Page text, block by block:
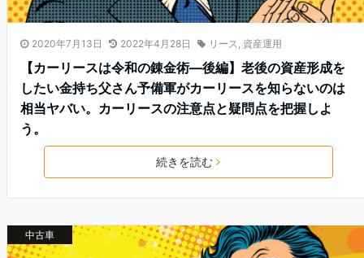
2020年7月13日 2022年4月28日 リース 資産運用
【カーリースは令和の錬金術—後編】老後の資産形成を
したい金持ち父さん予備軍がカーリースを知らないのは
相当ヤバい。カーリースの注意点と疑問点を把握しよ
う。
続きを読む
中古車